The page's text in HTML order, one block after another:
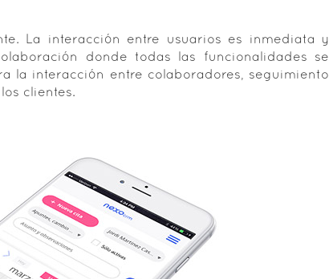
La interacción entre usuarios es inmediata y
donde todas las funcionalidades se
la interacción entre colaboradores, seguimiento
clientes.